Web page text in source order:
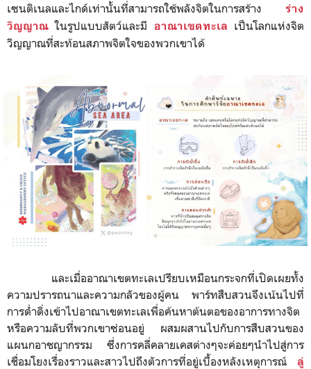
เซนติเนลและไกด์เท่านั้นที่สามารถใช้พลังจิตในการสร้าง ร่าง
วิญญาณ ในรูปแบบสัตว์และมี อาณาเขตทะเล เป็นโลกแห่งจิต
วิญญาณที่สะท้อนสภาพจิตใจของพวกเขาได้
และเมื่ออาณาเขตทะเลเปรียบเหมือนกระจกที่เปิดเผยทั้ง
ความปรารถนาและความกลัวของผู้คน พาร์ทสืบสวนจึงเน้นไปที่
การด่ำดิ่งเข้าไปอาณาเขตทะเลเพื่อค้นหาต้นตอของอาการทางจิต
หรือความลับที่พวกเขาซ่อนอยู่ ผสมผสานไปกับการสืบสวนของ
แผนกอาชญากรรม ซึ่งการคลี่คลายเคสต่างๆจะค่อยๆนำไปสู่การ
เชื่อมโยงเรื่องราวและสาวไปถึงตัวการที่อยู่เบื้องหลังเหตุการณ์ ลู่